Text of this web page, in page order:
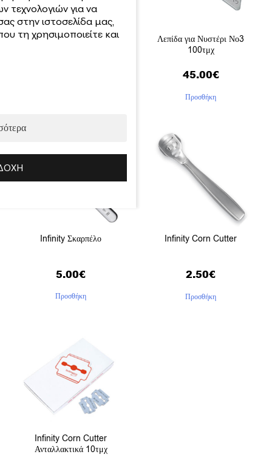
Δοχείο Αποθήκευσης
Λεπίδα για Νυστέρι Νο3
100τμχ
45.00€
Προσθήκη
Infinity Σκαρπέλο
5.00€
Προσθήκη
Infinity Corn Cutter
2.50€
Προσθήκη
Infinity Corn Cutter
Ανταλλακτικά 10τμχ
τεχνολογιών για να
στην ιστοσελίδα μας,
τη χρησιμοποιείτε και